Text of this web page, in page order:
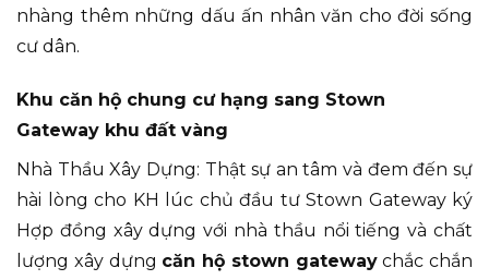
nhàng thêm những dấu ấn nhân văn cho đời sống
cư dân.
Khu căn hộ chung cư hạng sang Stown
Gateway khu đất vàng
Nhà Thầu Xây Dựng: Thật sự an tâm và đem đến sự
hài lòng cho KH lúc chủ đầu tư Stown Gateway ký
Hợp đồng xây dựng với nhà thầu nổi tiếng và chất
lượng xây dựng căn hộ stown gatewaychắc chắn